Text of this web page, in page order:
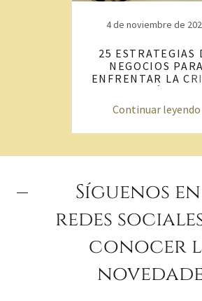
4 de noviembre de
25 ESTRATEGIAS
NEGOCIOS PARA
ENFRENTAR LA
Continuar leyendo
Síguenos
redes
conocer